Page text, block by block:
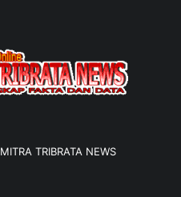
MITRA TRIBRATA NEWS